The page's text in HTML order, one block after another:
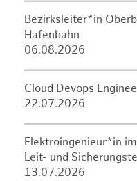
Bezirksleiter*in
Hafenbahn
06.08.2026
Cloud Devops
22.07.2026
Elektroingenieur*in
Leit- und
13.07.2026